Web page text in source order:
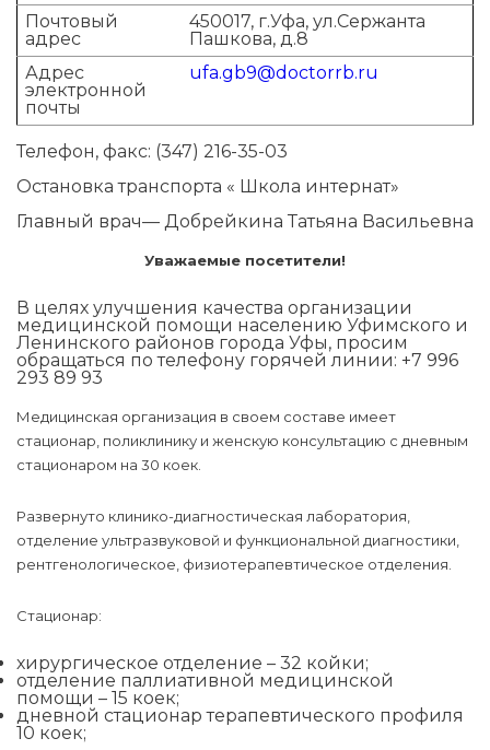
Почтовый
адрес
450017, г.Уфа, ул.Сержанта
Пашкова, д.8
Адрес
электронной
почты
ufa.gb9@doctorrb.ru
Телефон, факс: (347) 216-35-03
Остановка транспорта « Школа интернат»
Главный врач— Добрейкина Татьяна Васильевна
Уважаемые посетители!
В целях улучшения качества организации
медицинской помощи населению Уфимского и
Ленинского районов города Уфы, просим
обращаться по телефону горячей линии: +7 996
293 89 93
Медицинская организация в своем составе имеет
стационар, поликлинику и женскую консультацию с дневным
стационаром на 30 коек.
Развернуто клинико-диагностическая лаборатория,
отделение ультразвуковой и функциональной диагностики,
рентгенологическое, физиотерапевтическое отделения.
Стационар:
хирургическое отделение – 32 койки;
отделение паллиативной медицинской
помощи – 15 коек;
дневной стационар терапевтического профиля
10 коек;